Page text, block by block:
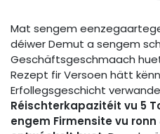
Mat sengem
déiwer Demut a sengem
Geschäftsgeschmaach
Rezept fir Versoen hätt
Erfollegsgeschicht
Réischterkapazitéit vu 5
engem Firmensite vu